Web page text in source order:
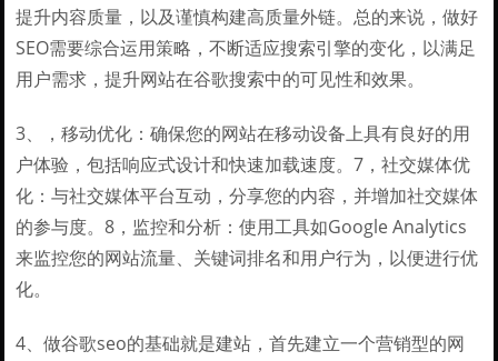
提升内容质量，以及谨慎构建高质量外链。总的来说，做好
SEO需要综合运用策略，不断适应搜索引擎的变化，以满足
用户需求，提升网站在谷歌搜索中的可见性和效果。
3、，移动优化：确保您的网站在移动设备上具有良好的用
户体验，包括响应式设计和快速加载速度。7，社交媒体优
化：与社交媒体平台互动，分享您的内容，并增加社交媒体
的参与度。8，监控和分析：使用工具如Google Analytics
来监控您的网站流量、关键词排名和用户行为，以便进行优
化。
4、做谷歌seo的基础就是建站，首先建立一个营销型的网